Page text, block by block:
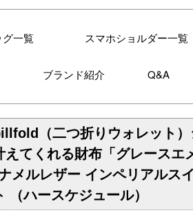
グ一覧 スマホショルダー一覧
ブランド紹介 Q&A
（二つ折りウォレット
てくれる財布「グレースエ
メルレザー インペリアルス
ハースケジュール）